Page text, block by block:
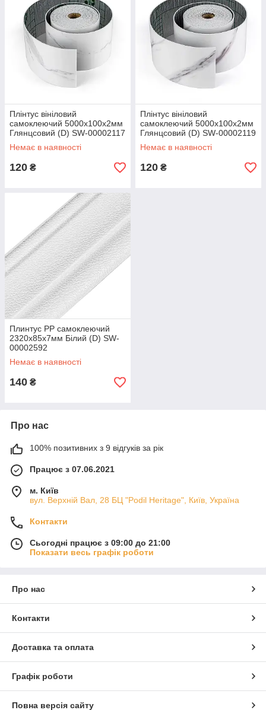
Плінтус вініловий
самоклеючий 5000х100х2мм
Глянцсовий (D) SW-00002117
Немає в наявності
120 ₴
Плінтус вініловий
самоклеючий 5000х100х2мм
Глянцсовий (D) SW-00002119
Немає в наявності
120 ₴
Плинтус РР самоклеючий
2320х85х7мм Білий (D) SW-
00002592
Немає в наявності
140 ₴
Про нас
100% позитивних з 9 відгуків за рік
Працює з 07.06.2021
м. Київ
вул. Верхній Вал, 28 БЦ "Podil Heritage", Київ, Україна
Контакти
Сьогодні працює з 09:00 до 21:00
Показати весь графік роботи
Про нас
Контакти
Доставка та оплата
Графік роботи
Повна версія сайту